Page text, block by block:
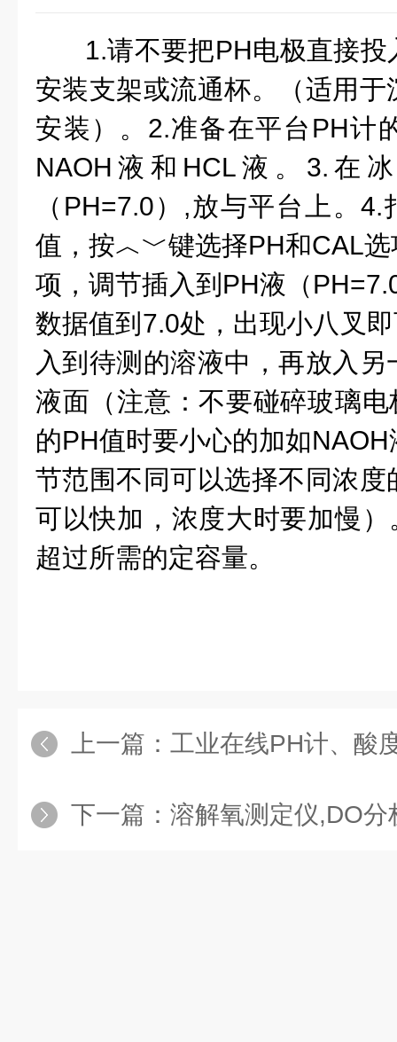
1.请不要把PH电极直接
安装支架或流通杯。（适用
安装）。2.准备在平台PH计
NAOH液和HCL液。3.在
（PH=7.0）,放与平台上。
值，按︿﹀键选择PH和CAL
项，调节插入到PH液（
数据值到7.0处，出现小八叉
入到待测的溶液中，再放入
液面（注意：不要碰碎玻璃
的PH值时要小心的加如
节范围不同可以选择不同浓
可以快加，浓度大时要加慢
超过所需的定容量。
上一篇： 工业在线PH计、酸度计
下一篇： 溶解氧测定仪,DO分析仪,溶